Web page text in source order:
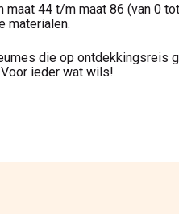
44 t/m maat 86 (van 0
materialen.
die op ontdekkingsreis
ieder wat wils!